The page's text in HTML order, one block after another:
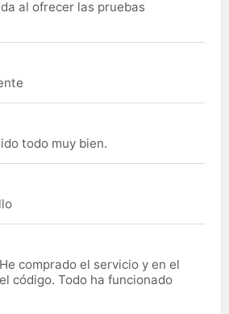
al ofrecer las pruebas
todo muy bien.
comprado el servicio y en el
código. Todo ha funcionado